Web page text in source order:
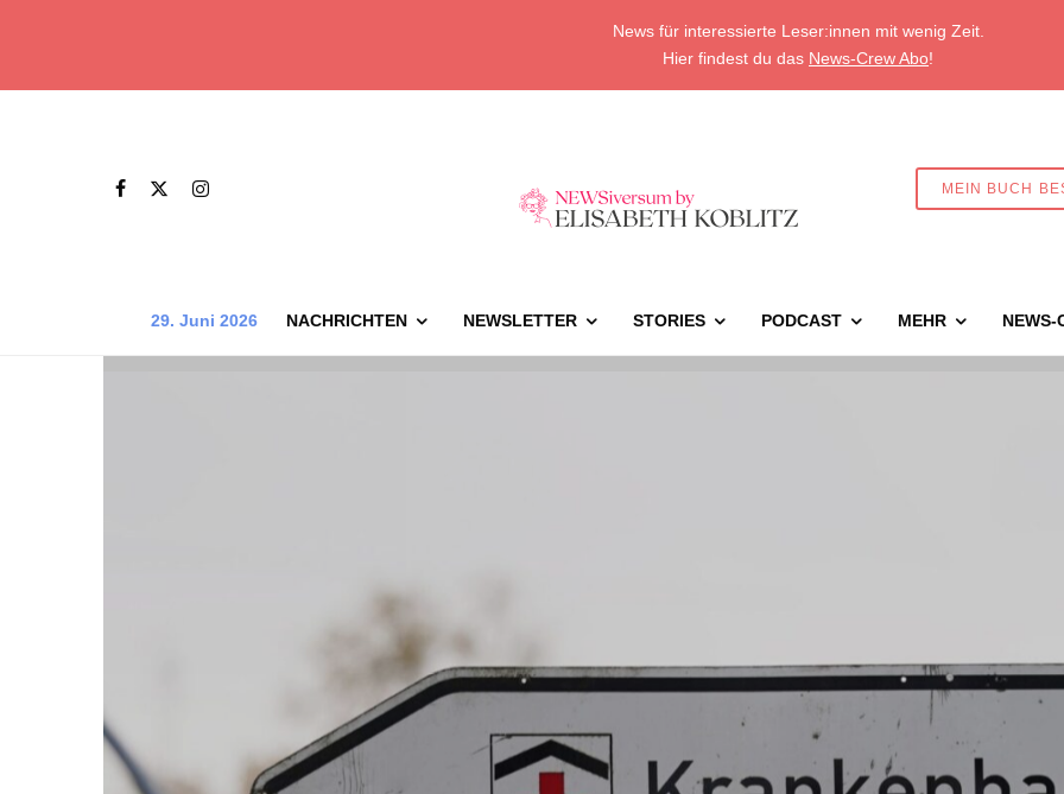
News für interessierte Leser:innen mit wenig Zeit.
Hier findest du das News-Crew Abo!
MEIN BUCH
29. Juni 2026 NACHRICHTEN NEWSLETTER STORIES PODCAST MEHR NEWS-